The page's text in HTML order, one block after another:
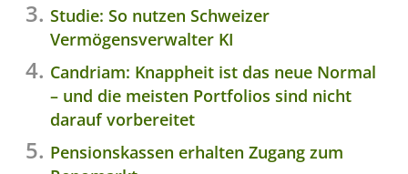
Studie: So nutzen Schweizer
Vermögensverwalter KI
Candriam: Knappheit ist das neue Normal
– und die meisten Portfolios sind nicht
darauf vorbereitet
Pensionskassen erhalten Zugang zum